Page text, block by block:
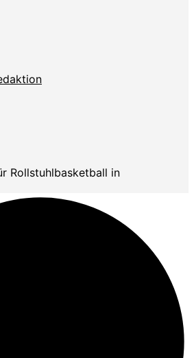
Rollstuhlbasketball in